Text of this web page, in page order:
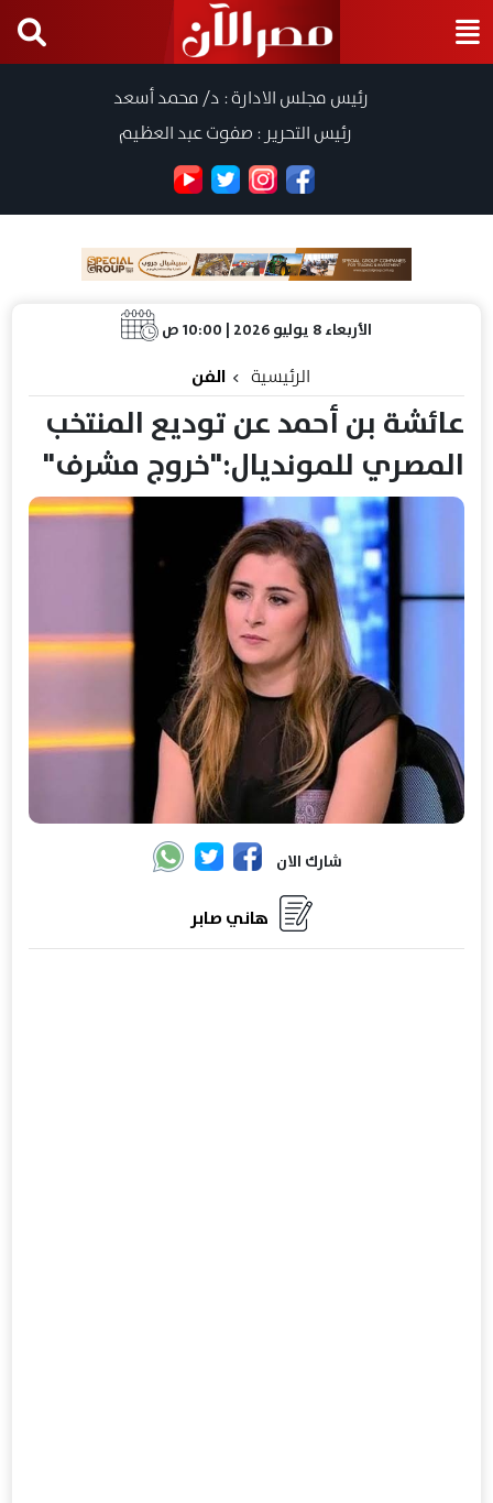
رئيس مجلس الادارة : د/ محمد أسعد
رئيس التحرير : صفوت عبد العظيم
الأربعاء 8 يوليو 2026 | 10:00 ص
الرئيسية الفن
عائشة بن أحمد عن توديع المنتخب
المصري للمونديال:"خروج مشرف"
شارك الان
هاني صابر